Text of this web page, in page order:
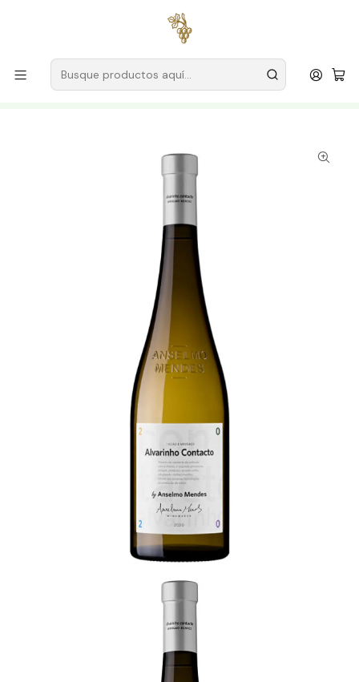
para pedidos superiores a
Productores
Vino Verde (Monção & Melgaço)
Anselmo Méndez
Anselmo Mendes Contato Alvarinho 2024 Vinho Verde
Branco 75cl